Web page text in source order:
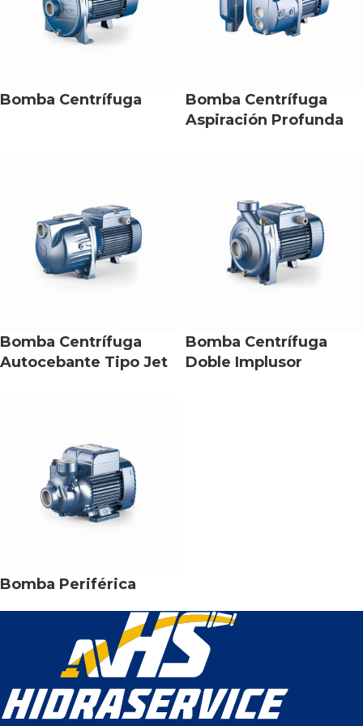
Bomba Centrífuga
Bomba Centrífuga
Aspiración Profunda
Bomba Centrífuga
Autocebante Tipo Jet
Bomba Centrífuga
Doble Implusor
Bomba Periférica